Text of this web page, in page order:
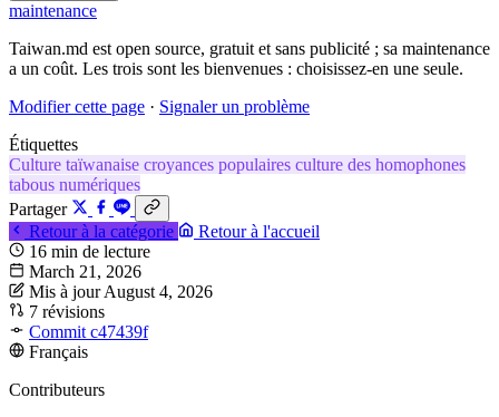
maintenance
Taiwan.md est open source, gratuit et sans publicité ; sa maintenance
a un coût. Les trois sont les bienvenues : choisissez-en une seule.
Modifier cette page · Signaler un problème
Étiquettes
Culture taïwanaise croyances populaires culture des homophones
tabous numériques
Partager
Retour à la catégorie
Retour à l'accueil
16 min de lecture
March 21, 2026
Mis à jour August 4, 2026
7 révisions
Commit c47439f
Français
Contributeurs